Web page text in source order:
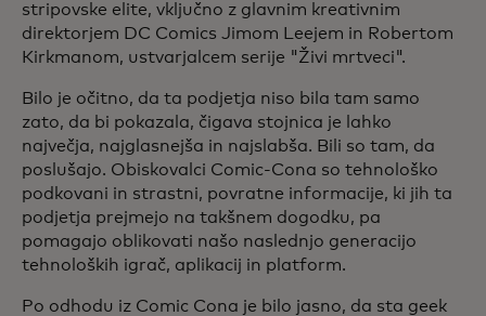
stripovske elite, vključno z glavnim kreativnim
direktorjem DC Comics Jimom Leejem in Robertom
Kirkmanom, ustvarjalcem serije "Živi mrtveci".
Bilo je očitno, da ta podjetja niso bila tam samo
zato, da bi pokazala, čigava stojnica je lahko
največja, najglasnejša in najslabša. Bili so tam, da
poslušajo. Obiskovalci Comic-Cona so tehnološko
podkovani in strastni, povratne informacije, ki jih ta
podjetja prejmejo na takšnem dogodku, pa
pomagajo oblikovati našo naslednjo generacijo
tehnoloških igrač, aplikacij in platform.
Po odhodu iz Comic Cona je bilo jasno, da sta geek